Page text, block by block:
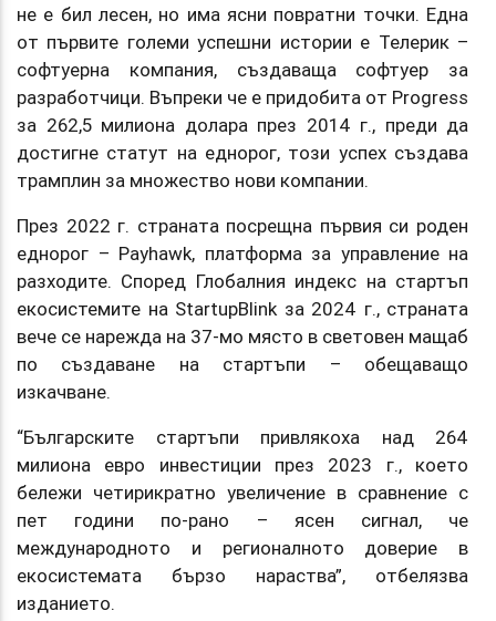
не е бил лесен, но има ясни повратни точки. Една
от първите големи успешни истории е Телерик –
софтуерна компания, създаваща софтуер за
разработчици. Въпреки че е придобита от Progress
за 262,5 милиона долара през 2014 г., преди да
достигне статут на еднорог, този успех създава
трамплин за множество нови компании.
През 2022 г. страната посрещна първия си роден
еднорог – Payhawk, платформа за управление на
разходите. Според Глобалния индекс на стартъп
екосистемите на StartupBlink за 2024 г., страната
вече се нарежда на 37-мо място в световен мащаб
по създаване на стартъпи – обещаващо
изкачване.
“Българските стартъпи привлякоха над 264
милиона евро инвестиции през 2023 г., което
бележи четирикратно увеличение в сравнение с
пет години по-рано – ясен сигнал, че
международното и регионалното доверие в
екосистемата бързо нараства”, отбелязва
изданието.